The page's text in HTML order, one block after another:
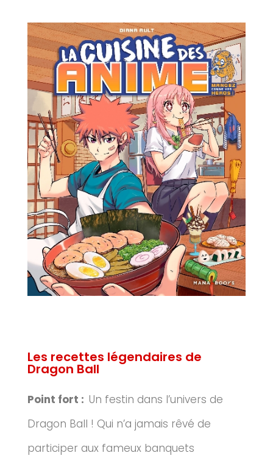
Les recettes légendaires de
Dragon Ball
Point fort : Un festin dans l’univers de
Dragon Ball ! Qui n’a jamais rêvé de
participer aux fameux banquets